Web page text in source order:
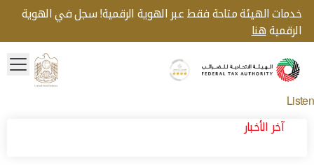
خدمات الهيئة متاحة فقط عبر الهوية الرقمية! سجل في الهوية
الرقميةهنا
Logo
Gold star Logo
Listen
آخر الأخبار